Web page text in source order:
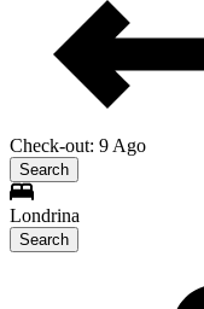
Check-out: 9 Ago
Search
Londrina
Search